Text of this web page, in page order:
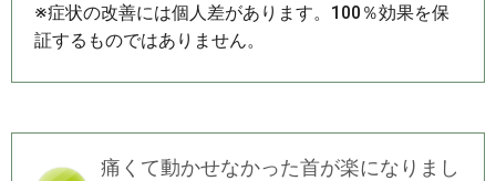
※症状の改善には個人差があります。100％効果を保
証するものではありません。
痛くて動かせなかった首が楽になりまし